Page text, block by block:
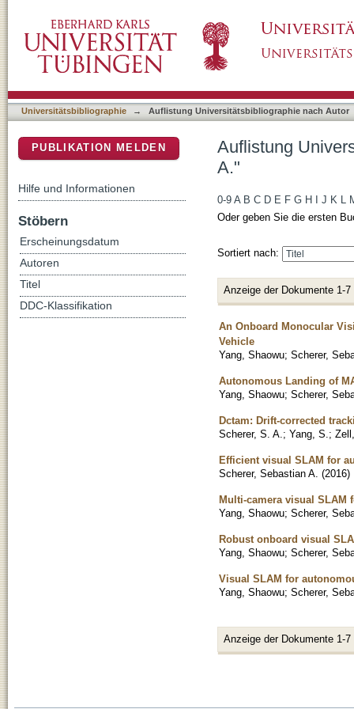
Universitätsbibliographie → Auflistung Universitätsbibliographie nach Autor
Auflistung
A."
0-9 A B C D E F G H J K L
Oder geben Sie die ersten
Sortiert nach:
Anzeige der Dokumente 1-7
An Onboard Monocular
Vehicle
Yang, Shaowu; Scherer,
Autonomous Landing of
Yang, Shaowu; Scherer,
Dctam: Drift-corrected
Scherer, S. A. ; Yang, S. ;
Efficient visual SLAM for
Scherer, Sebastian A. (2016)
Multi-camera visual SLAM
Yang, Shaowu; Scherer,
Robust onboard visual
Yang, Shaowu; Scherer,
Visual SLAM for
Yang, Shaowu; Scherer,
Anzeige der Dokumente 1-7
PUBLIKATION MELDEN
Hilfe und Informationen
Stöbern
Erscheinungsdatum
Autoren
Titel
DDC-Klassifikation